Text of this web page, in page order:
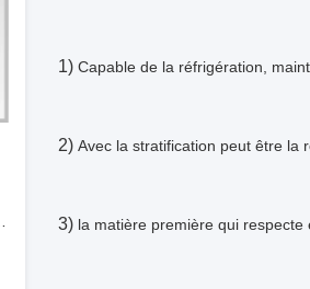
1) Capable de la réfrigération,
2) Avec la stratification peut être la
3) la matière première qui